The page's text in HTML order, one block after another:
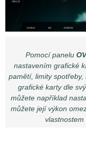
Pomocí panelu
nastavením grafické
pamětí, limity
grafické karty dle
můžete například
můžete její výkon
vlastnostem